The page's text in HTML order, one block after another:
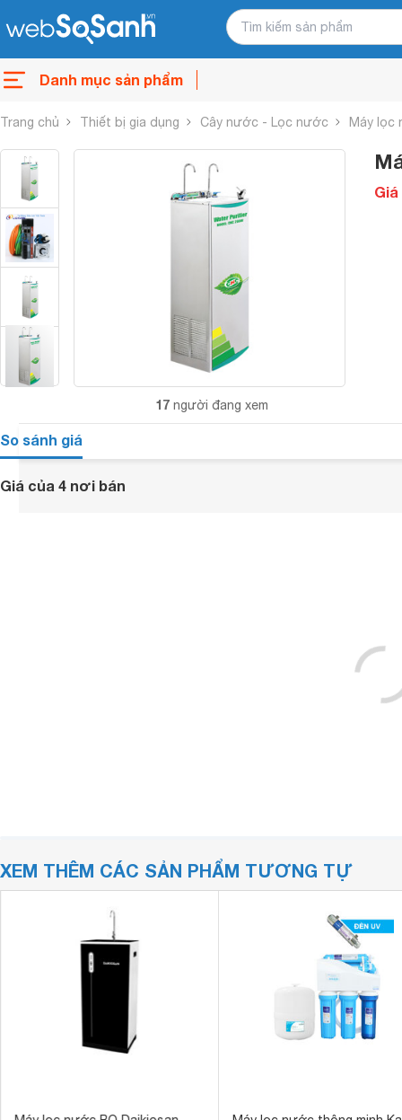
Danh mục sản phẩm
Trang chủ Thiết bị gia dụng Cây nước - Lọc nước Máy lọc
17 người đang xem
Giá
So sánh giá
Giá của 4 nơi bán
XEM THÊM CÁC SẢN PHẨM TƯƠNG TỰ